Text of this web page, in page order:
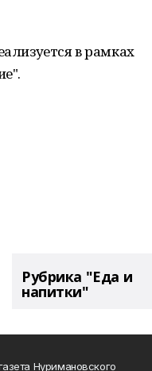
в рамках
Рубрика "Еда и
напитки"
Нуримановского